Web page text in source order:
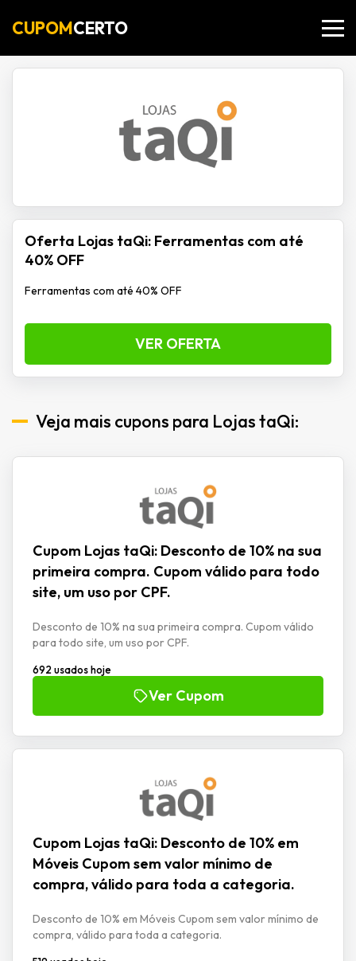
CUPOMCERTO
Oferta Lojas taQi: Ferramentas com até
40% OFF
Ferramentas com até 40% OFF
VER OFERTA
Veja mais cupons para Lojas taQi:
Cupom Lojas taQi: Desconto de 10% na sua
primeira compra. Cupom válido para todo
site, um uso por CPF.
Desconto de 10% na sua primeira compra. Cupom válido
para todo site, um uso por CPF.
692 usados hoje
Ver Cupom
Cupom Lojas taQi: Desconto de 10% em
Móveis Cupom sem valor mínimo de
compra, válido para toda a categoria.
Desconto de 10% em Móveis Cupom sem valor mínimo de
compra, válido para toda a categoria.